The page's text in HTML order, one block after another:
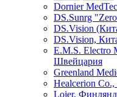
Dornier
DS.Sunrg
DS.Vision
DS.Vision,
E.M.S. Electro
Швейцария
Greenland
Healcerion
Lojer,